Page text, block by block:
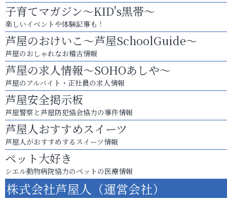
子育てマガジン～KID's黒帯～
楽しいイベントや体験記事も！
芦屋のおけいこ～芦屋SchoolGuide～
芦屋のおしゃれなお稽古情報
芦屋の求人情報～SOHOあしや～
芦屋のアルバイト・正社員の求人情報
芦屋安全掲示板
芦屋警察と芦屋防犯協会協力の事件情報
芦屋人おすすめスイーツ
芦屋人がおすすめするスイーツ情報
ペット大好き
シエル動物病院協力のペットの医療情報
株式会社芦屋人（運営会社）